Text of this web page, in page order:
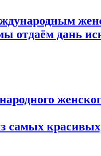
отдаём дань
самых